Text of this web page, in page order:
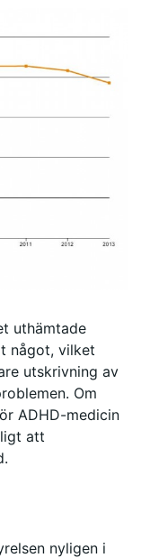
uthämtade
något, vilket
utskrivning av
Om
ADHD-medicin
att
nyligen i